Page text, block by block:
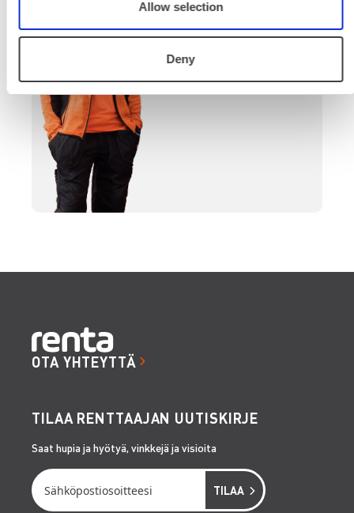
Allow selection
Deny
valinnasta projektin
päättymiseen.
OTA YHTEYTTÄ
TILAA RENTTAAJAN UUTISKIRJE
Saat hupia ja hyötyä, vinkkejä ja visioita